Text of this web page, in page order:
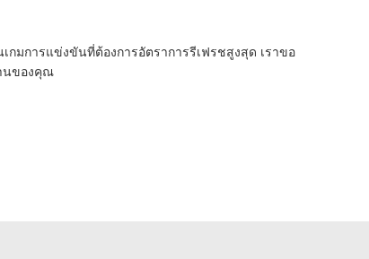
มการแข่งขันที่ต้องการอัตราการรีเฟรชสูงสุด เราขอ
นของคุณ